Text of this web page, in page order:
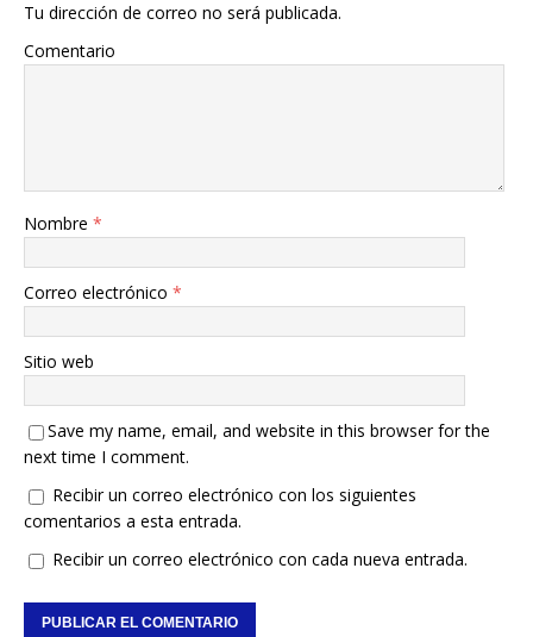
Tu dirección de correo no será publicada.
Comentario
Nombre *
Correo electrónico *
Sitio web
Save my name, email, and website in this browser for the
next time I comment.
Recibir un correo electrónico con los siguientes
comentarios a esta entrada.
Recibir un correo electrónico con cada nueva entrada.